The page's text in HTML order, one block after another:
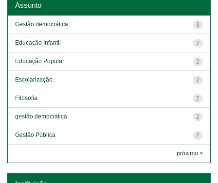
Assunto
3
Gestão democrática
2
Educação Infantil
2
Educação Popular
2
Escolarização.
2
Filosofia
2
gestão democrática
2
Gestão Pública
próximo >